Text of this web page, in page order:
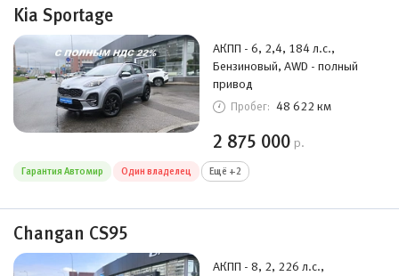
Kia Sportage
АКПП - 6, 2,4, 184 л.с.,
Бензиновый, AWD - полный
привод
Пробег: 48 622 км
2 875 000 р.
Гарантия Автомир Один владелец Ещё +2
Changan CS95
АКПП - 8, 2, 226 л.с.,